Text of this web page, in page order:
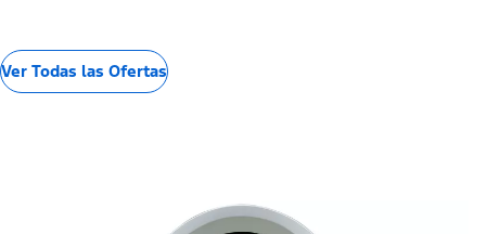
Ver Todas las Ofertas